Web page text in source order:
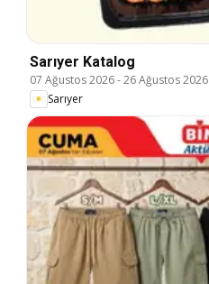
Sarıyer Katalog
07 Ağustos 2026-26 Ağustos 2026
Sarıyer